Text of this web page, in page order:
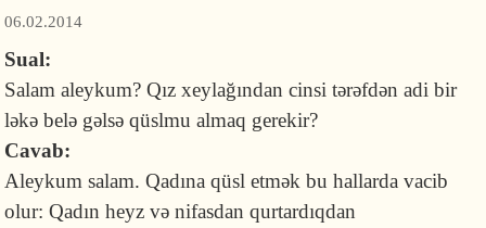
06.02.2014
Sual:
Salam aleykum? Qız xeylağından cinsi tərəfdən adi bir
ləkə belə gəlsə qüslmu almaq gerekir?
Cavab:
Aleykum salam. Qadına qüsl etmək bu hallarda vacib
olur: Qadın heyz və nifasdan qurtardıqdan